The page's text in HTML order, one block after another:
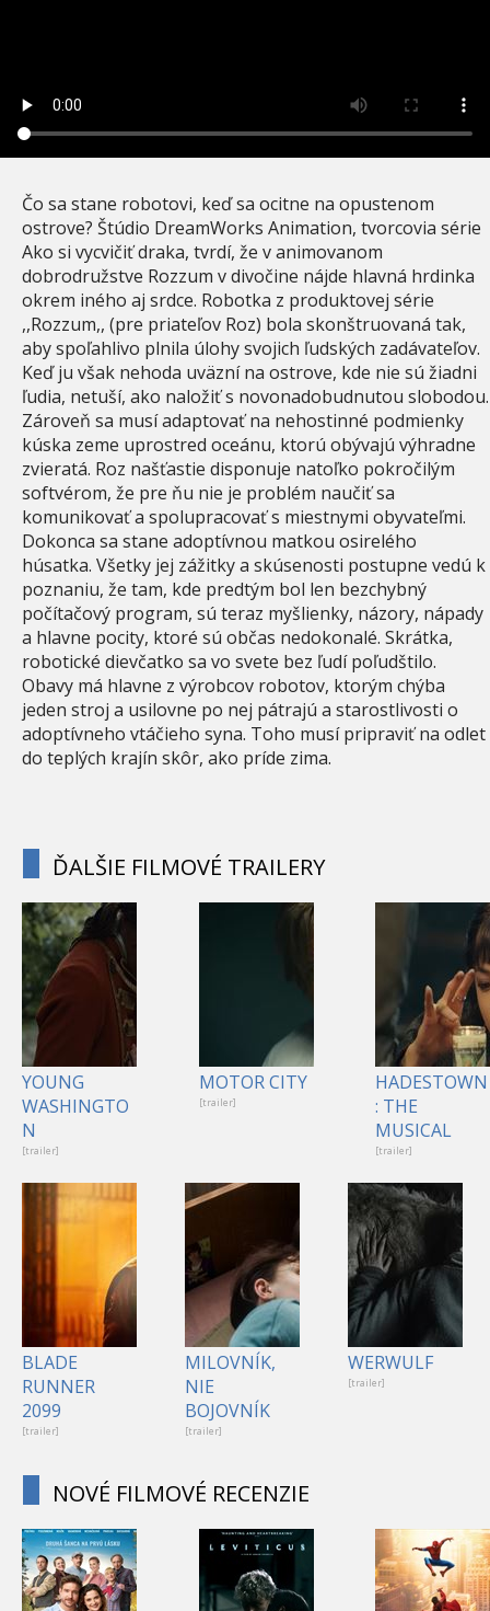
Čo sa stane robotovi, keď sa ocitne na opustenom
ostrove? Štúdio DreamWorks Animation, tvorcovia série
Ako si vycvičiť draka, tvrdí, že v animovanom
dobrodružstve Rozzum v divočine nájde hlavná hrdinka
okrem iného aj srdce. Robotka z produktovej série
,,Rozzum,, (pre priateľov Roz) bola skonštruovaná tak,
aby spoľahlivo plnila úlohy svojich ľudských zadávateľov.
Keď ju však nehoda uväzní na ostrove, kde nie sú žiadni
ľudia, netuší, ako naložiť s novonadobudnutou slobodou.
Zároveň sa musí adaptovať na nehostinné podmienky
kúska zeme uprostred oceánu, ktorú obývajú výhradne
zvieratá. Roz našťastie disponuje natoľko pokročilým
softvérom, že pre ňu nie je problém naučiť sa
komunikovať a spolupracovať s miestnymi obyvateľmi.
Dokonca sa stane adoptívnou matkou osirelého
húsatka. Všetky jej zážitky a skúsenosti postupne vedú k
poznaniu, že tam, kde predtým bol len bezchybný
počítačový program, sú teraz myšlienky, názory, nápady
a hlavne pocity, ktoré sú občas nedokonalé. Skrátka,
robotické dievčatko sa vo svete bez ľudí poľudštilo.
Obavy má hlavne z výrobcov robotov, ktorým chýba
jeden stroj a usilovne po nej pátrajú a starostlivosti o
adoptívneho vtáčieho syna. Toho musí pripraviť na odlet
do teplých krajín skôr, ako príde zima.
ĎALŠIE FILMOVÉ TRAILERY
YOUNG
WASHINGTO
N
[trailer]
MOTOR CITY
[trailer]
HADESTOWN
: THE
MUSICAL
[trailer]
BLADE
RUNNER
2099
[trailer]
MILOVNÍK,
NIE
BOJOVNÍK
[trailer]
WERWULF
[trailer]
NOVÉ FILMOVÉ RECENZIE